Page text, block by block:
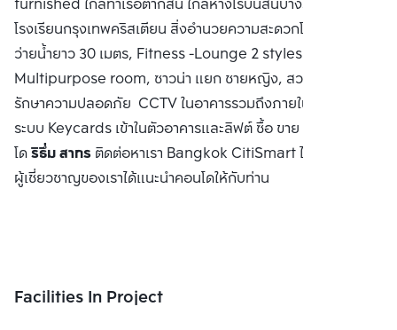
โรงเรียนกรุงเทพคริสเตียน สิ่งอำนวยความสะดวกโครงการ สระ
ว่ายน้ำยาว 30 เมตร, Fitness -Lounge 2 styles -
Multipurpose room, ซาวน่า แยก ชายหญิง, สวนหย่อม ระบบ
รักษาความปลอดภัย CCTV ในอาคารรวมถึงภายในลิฟต์ และ
ระบบ Keycards เข้าในตัวอาคารและลิฟต์ ซื้อ ขาย หรือ เช่า คอน
โดริธึ่ม สาทรติดต่อหาเรา Bangkok CitiSmart ได้ทันที เพื่อให้
ผู้เชี่ยวชาญของเราได้แนะนำคอนโดให้กับท่าน
Facilities In Project